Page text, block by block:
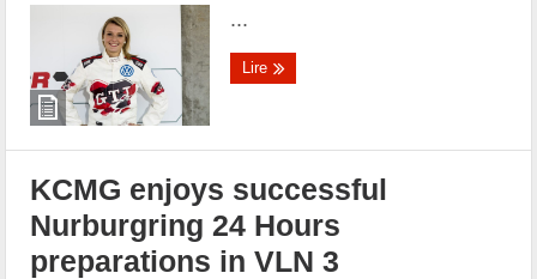
...
Lire
KCMG enjoys successful
Nurburgring 24 Hours
preparations in VLN 3